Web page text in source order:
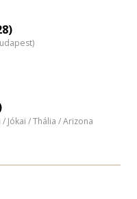
nagyítása
Jókai / Thália / Arizona